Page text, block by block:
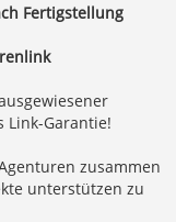
Fertigstellung
Link-Garantie!
zusammen
unterstützen zu